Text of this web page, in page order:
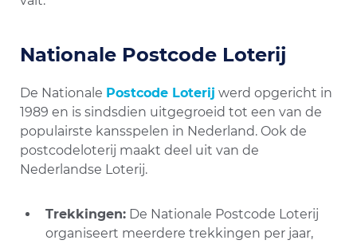
Nationale Postcode Loterij
De Nationale Postcode Loterij werd opgericht in
1989 en is sindsdien uitgegroeid tot een van de
populairste kansspelen in Nederland. Ook de
postcodeloterij maakt deel uit van de
Nederlandse Loterij.
Trekkingen: De Nationale Postcode Loterij
organiseert meerdere trekkingen per jaar,